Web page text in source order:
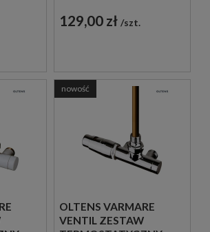
129,00 zł szt.
OLTENS VARMARE
VENTIL ZESTAW
nowość